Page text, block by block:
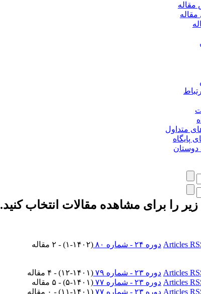
مقاله
متداول
پایگاه
دوستان
را برای مشاهده مقالات انتخاب کنید.
دوره ۲۴ - شماره ۸۰
(۱-۱۴۰۲) - ۲ مقاله
دوره ۲۳ - شماره ۷۹
(۱۲-۱۴۰۱) - ۴ مقاله
دوره ۲۳ - شماره ۷۷
(۵-۱۴۰۱) - ۵ مقاله
دوره ۲۳ - شماره ۷۷
(۱۱-۱۴۰۱) - ۰ مقاله